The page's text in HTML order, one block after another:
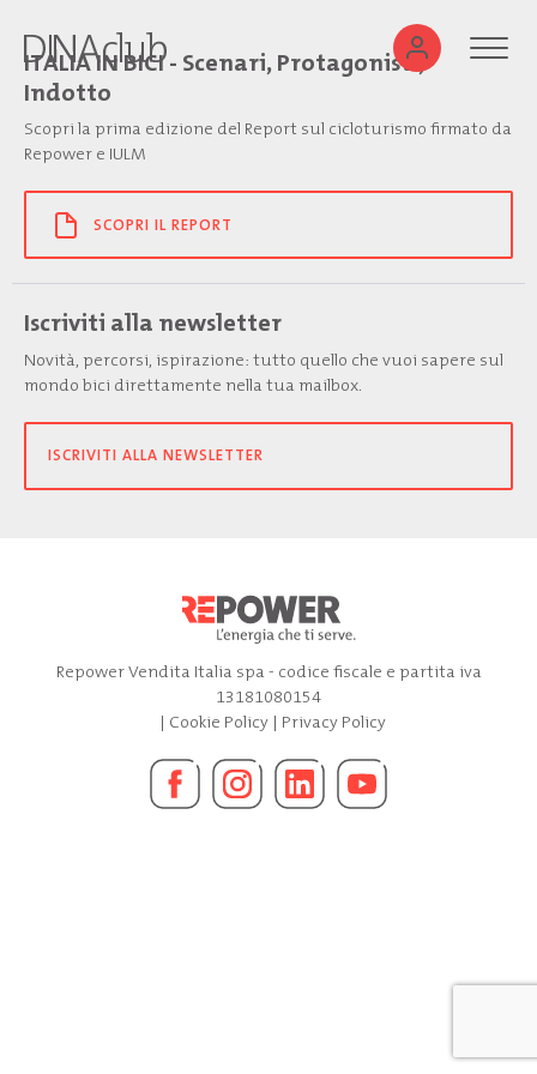
ITALIA IN BICI - Scenari, Protagonisti,
Indotto
Scopri la prima edizione del Report sul cicloturismo firmato da
Repower e IULM
SCOPRI IL REPORT
Iscriviti alla newsletter
Novità, percorsi, ispirazione: tutto quello che vuoi sapere sul
mondo bici direttamente nella tua mailbox.
ISCRIVITI ALLA NEWSLETTER
Repower Vendita Italia spa - codice fiscale e partita iva
13181080154
| Cookie Policy| Privacy Policy